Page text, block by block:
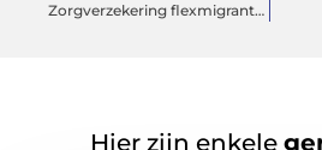
Zorgverzekering flexmigranten
Hier zijn enkele